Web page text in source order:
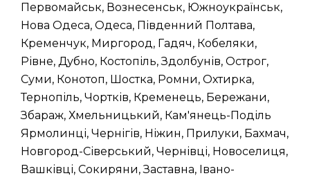
Первомайськ, Вознесенськ, Южноукраїнськ,
Нова Одеса, Одеса, Південний Полтава,
Кременчук, Миргород, Гадяч, Кобеляки,
Рівне, Дубно, Костопіль, Здолбунів, Острог,
Суми, Конотоп, Шостка, Ромни, Охтирка,
Тернопіль, Чортків, Кременець, Бережани,
Збараж, Хмельницький, Кам'янець-Поділь
Ярмолинці, Чернігів, Ніжин, Прилуки, Бахмач,
Новгород-Сіверський, Чернівці, Новоселиця,
Вашківці, Сокиряни, Заставна, Івано-